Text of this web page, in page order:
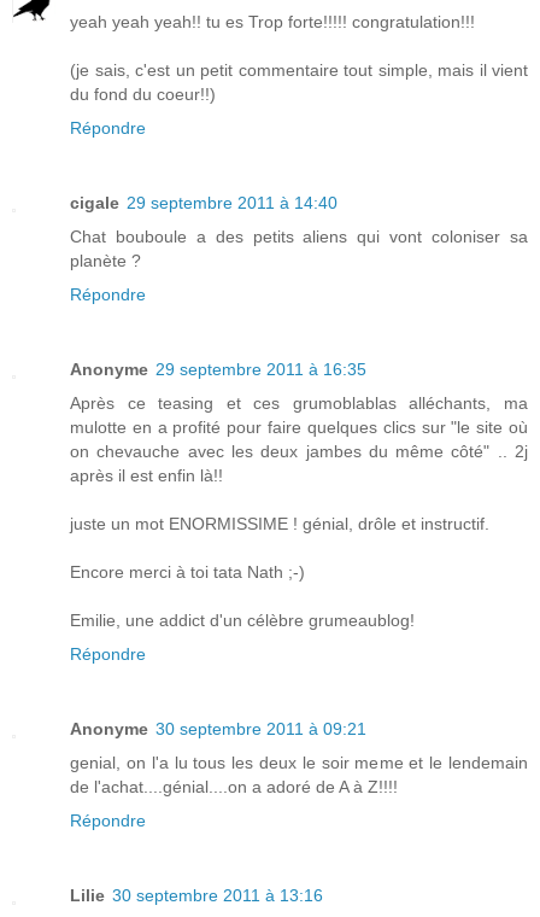
yeah yeah yeah!! tu es Trop forte!!!!! congratulation!!!
(je sais, c'est un petit commentaire tout simple, mais il vient
du fond du coeur!!)
Répondre
cigale 29 septembre 2011 à 14:40
Chat bouboule a des petits aliens qui vont coloniser sa
planète ?
Répondre
Anonyme 29 septembre 2011 à 16:35
Après ce teasing et ces grumoblablas alléchants, ma
mulotte en a profité pour faire quelques clics sur "le site où
on chevauche avec les deux jambes du même côté" .. 2j
après il est enfin là!!
juste un mot ENORMISSIME ! génial, drôle et instructif.
Encore merci à toi tata Nath ;-)
Emilie, une addict d'un célèbre grumeaublog!
Répondre
Anonyme 30 septembre 2011 à 09:21
genial, on l'a lu tous les deux le soir meme et le lendemain
de l'achat....génial....on a adoré de A à Z!!!!
Répondre
Lilie 30 septembre 2011 à 13:16